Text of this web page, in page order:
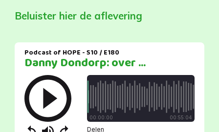
Beluister hier de aflevering